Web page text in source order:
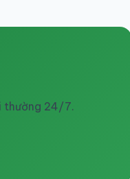
thường 24/7.